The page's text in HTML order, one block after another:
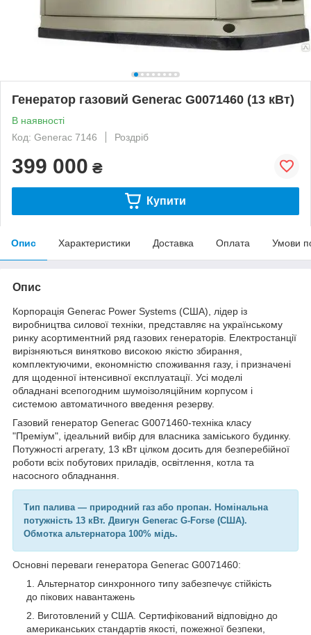
Генератор газовий Generac G0071460 (13 кВт)
В наявності
Код: Generac 7146
Роздріб
399 000 ₴
Купити
Опис Характеристики Доставка Оплата Умови
Опис
Корпорація Generac Power Systems (США), лідер із
виробництва силової техніки, представляє на українському
ринку асортиментний ряд газових генераторів. Електростанції
вирізняються винятково високою якістю збирання,
комплектуючими, економністю споживання газу, і призначені
для щоденної інтенсивної експлуатації. Усі моделі
обладнані всепогодним шумоізоляційним корпусом і
системою автоматичного введення резерву.
Газовий генератор Generac G0071460-техніка класу
"Преміум", ідеальний вибір для власника заміського будинку.
Потужності агрегату, 13 кВт цілком досить для безперебійної
роботи всіх побутових приладів, освітлення, котла та
насосного обладнання.
Тип палива — природний газ або пропан. Номінальна
потужність 13 кВт. Двигун Generac G-Forse (США).
Обмотка альтернатора 100% мідь.
Основні переваги генератора Generac G0071460:
Альтернатор синхронного типу забезпечує стійкість
до пікових навантажень
Виготовлений у США. Сертифікований відповідно до
американських стандартів якості, пожежної безпеки,